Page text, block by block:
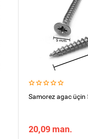
Samorez agac
20,09 man.